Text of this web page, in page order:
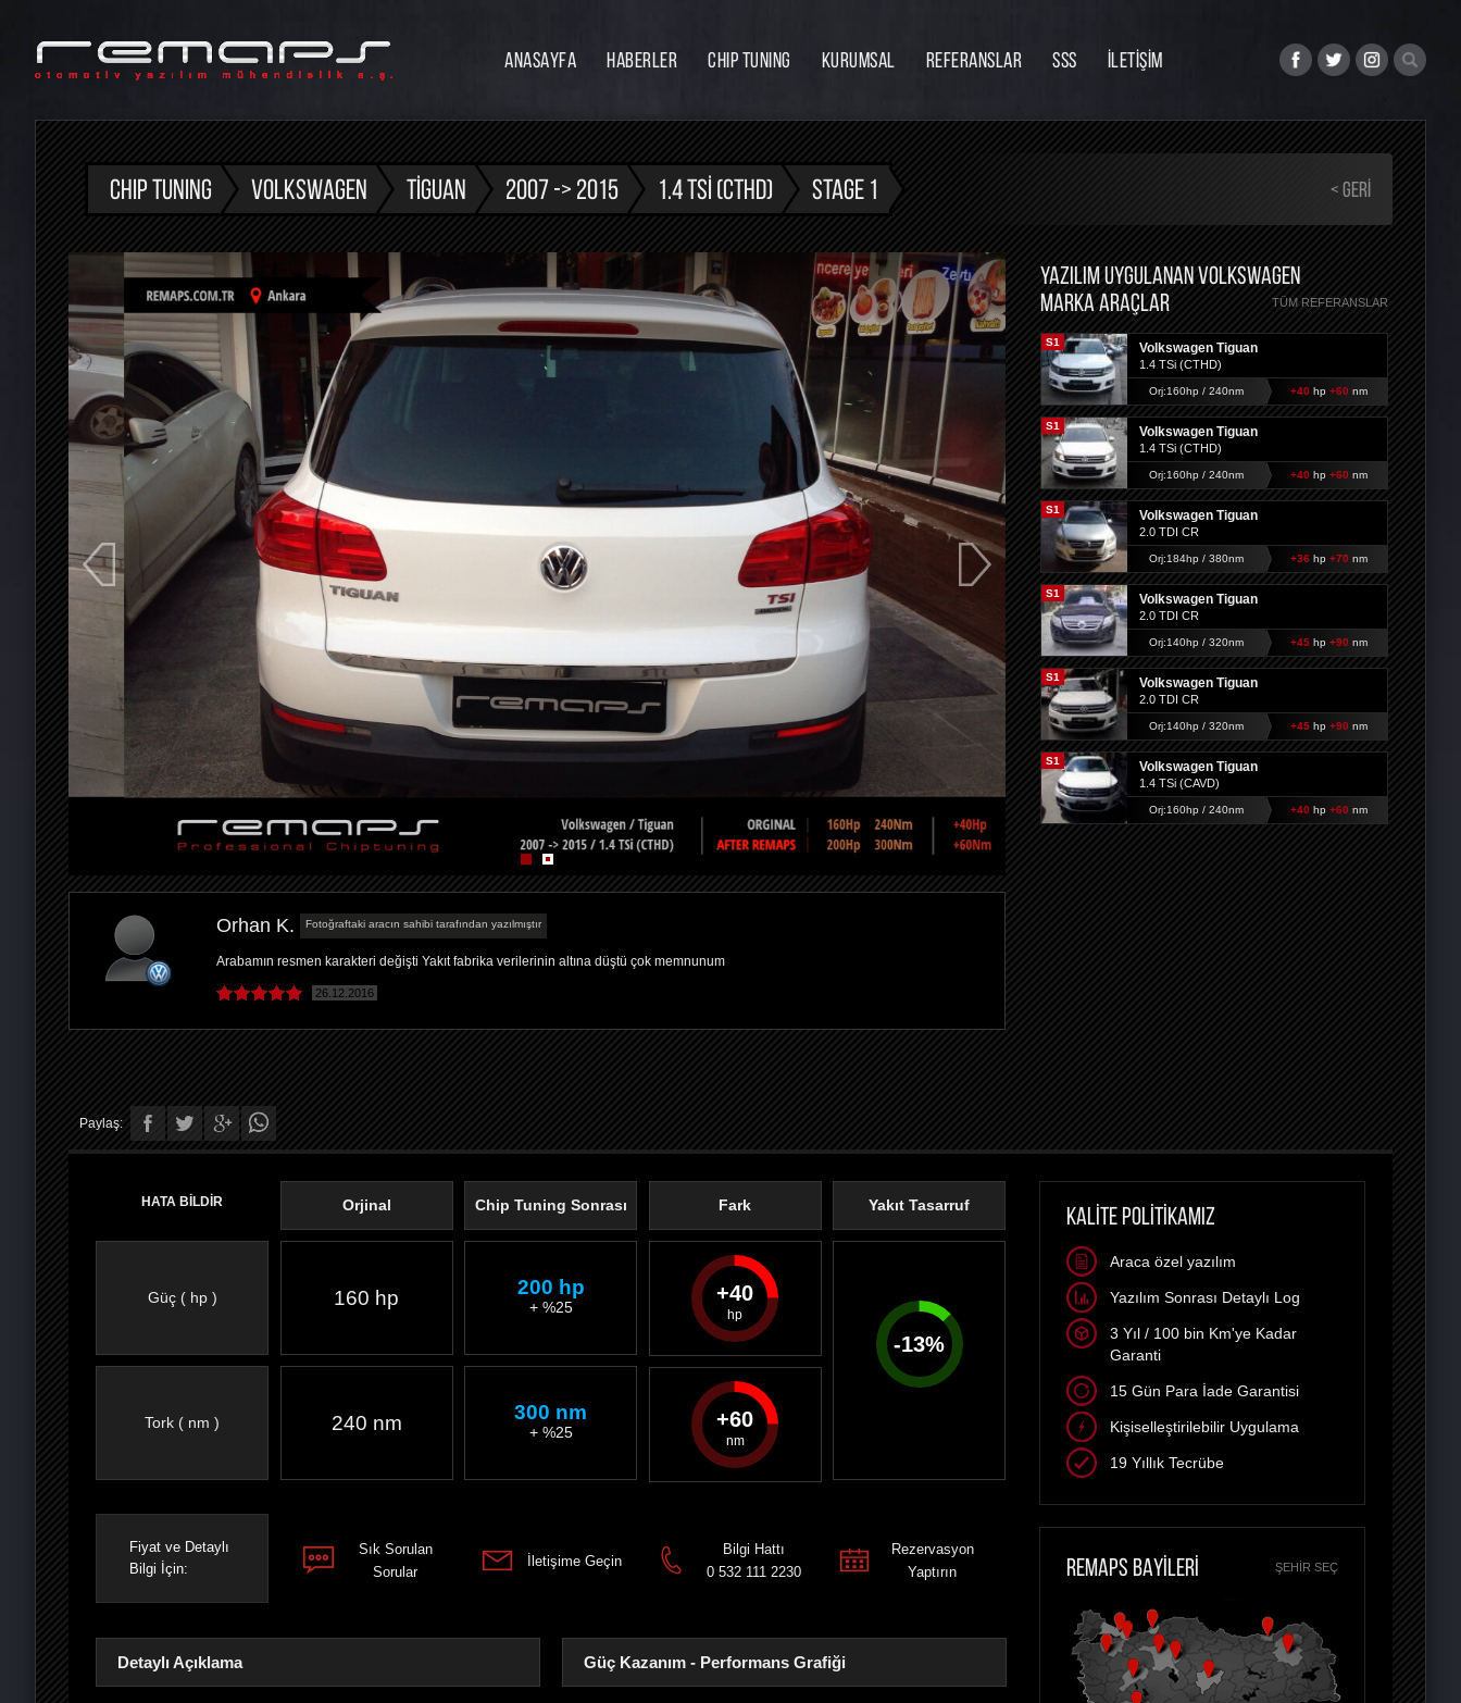
ANASAYFA HABERLER CHIP TUNING KURUMSAL
İnsan Kaynakları
REFERANSLAR SSS İLETİŞİM
CHIP TUNING VOLKSWAGEN TIGUAN 2007 -> 2015 1.4 TSI (CTHD) STAGE 1 < GERI
Orhan K. Fotoğraftaki aracın sahibi tarafından yazılmıştır
Arabamın resmen karakteri değişti Yakıt fabrika verilerinin altına düştü çok memnunum
26.12.2016
YAZILIM UYGULANAN VOLKSWAGEN
MARKA ARAÇLAR
TÜM REFERANSLAR
S1 Volkswagen Tiguan
1.4 TSi (CTHD)
Orj:160hp / 240nm +40 hp +60 nm
S1 Volkswagen Tiguan
1.4 TSi (CTHD)
Orj:160hp / 240nm +40 hp +60 nm
S1 Volkswagen Tiguan
2.0 TDI CR
Orj:184hp / 380nm +36 hp +70 nm
S1 Volkswagen Tiguan
2.0 TDI CR
Orj:140hp / 320nm +45hp +90 nm
S1 Volkswagen Tiguan
2.0 TDI CR
Orj:140hp / 320nm +45hp +90 nm
S1 Volkswagen Tiguan
1.4 TSi (CAVD)
Orj:160hp / 240nm +40 hp +60 nm
Paylaş:
HATA BİLDİR
Güç ( hp )
Tork ( nm )
Orjinal
160 hp
240 nm
Chip Tuning Sonrası
200 hp
+ %25
300 nm
+ %25
Fark
40
60
Yakıt Tasarruf
-13%
Fiyat ve Detaylı
Bilgi İçin:
Sık Sorulan
Sorular
İletişime Geçin
Bilgi Hattı
0 532 111 2230
Rezervasyon
Yaptırın
Detaylı Açıklama Güç Kazanım - Performans Grafiği
KALİTE POLİTİKAMIZ
Araca özel yazılım
Yazılım Sonrası Detaylı Log
3 Yıl / 100 bin Km'ye Kadar
Garanti
15 Gün Para İade Garantisi
Kişiselleştirilebilir Uygulama
19 Yıllık Tecrübe
REMAPS BAYİLERİ ŞEHIR SEÇ